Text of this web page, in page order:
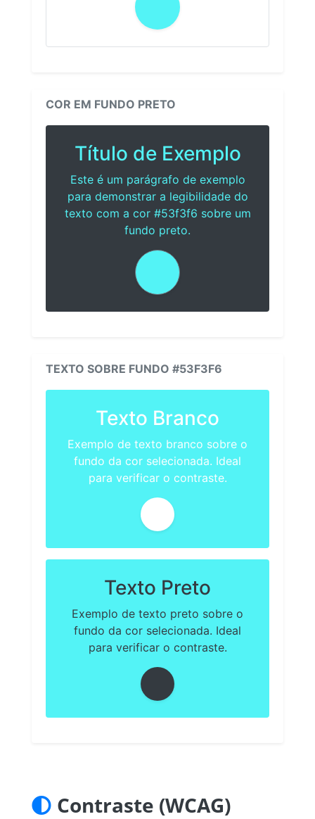
COR EM FUNDO PRETO
Título de Exemplo
Este é um parágrafo de exemplo
para demonstrar a legibilidade do
texto com a cor #53f3f6 sobre um
fundo preto.
TEXTO SOBRE FUNDO #53F3F6
Texto Branco
Exemplo de texto branco sobre o
fundo da cor selecionada. Ideal
para verificar o contraste.
Texto Preto
Exemplo de texto preto sobre o
fundo da cor selecionada. Ideal
para verificar o contraste.
Contraste (WCAG)